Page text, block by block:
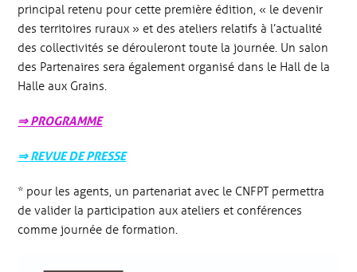
principal retenu pour cette première édition, « le devenir
des territoires ruraux » et des ateliers relatifs à l’actualité
des collectivités se dérouleront toute la journée. Un salon
des Partenaires sera également organisé dans le Hall de la
Halle aux Grains.
⇒ PROGRAMME
⇒ REVUE DE PRESSE
* pour les agents, un partenariat avec le CNFPT permettra
de valider la participation aux ateliers et conférences
comme journée de formation.